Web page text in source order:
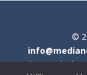
©
| Tots els